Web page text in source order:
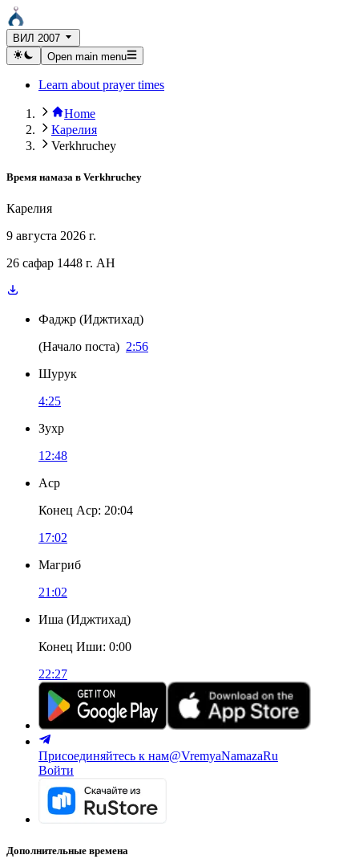
ВИЛ 2007
Open main menu
Learn about prayer times
Home
Карелия
Verkhruchey
Время намаза в Verkhruchey
Карелия
9 августа 2026 г.
26 сафар 1448 г. AH
Фаджр (Иджтихад)
(Начало поста) 2:56
Шурук
4:25
Зухр
12:48
Аср
Конец Аср: 20:04
17:02
Магриб
21:02
Иша (Иджтихад)
Конец Иши: 0:00
22:27
Присоединяйтесь к нам@VremyaNamazaRu
Войти
Дополнительные времена